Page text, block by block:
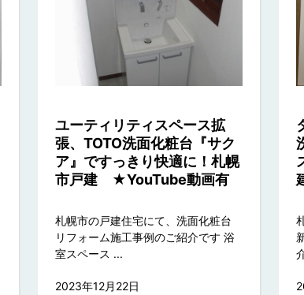
ユーティリティスペース拡
張、TOTO洗面化粧台『サク
ア』ですっきり快適に！札幌
市戸建 ★YouTube動画有
札幌市の戸建住宅にて、洗面化粧台
リフォーム施工事例のご紹介です 浴
室スペース ...
2023年12月22日